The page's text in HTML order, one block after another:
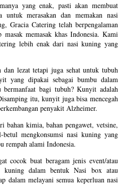
yang enak, pasti akan membuat
untuk merasakan dan memakan nasi
Gracia Catering telah berpengalaman
masak memasak khas Indonesia. Kami
lebih enak dari nasi kuning yang
lezat tetapi juga sehat untuk tubuh
yang dipakai sebagai bumbu dalam
bagi tubuh? Kunyit adalah
itu, kunyit juga bisa mencegah
penyakit Alzheimer.
bahan kimia, bahan pengawet, vetsine,
mengkonsumsi nasi kuning yang
rempah alami Indonesia.
cocok buat beragam jenis event/atau
kuning dalam bentuk Nasi box atau
dalam melayani semua keperluan nasi